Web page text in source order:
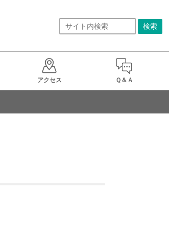
アクセス Ｑ＆Ａ